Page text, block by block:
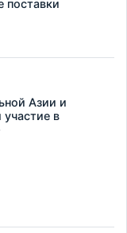
поставки
Азии и
в